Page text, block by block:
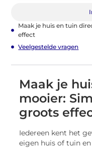
Maak je huis en tuin
effect
Veelgestelde vragen
Maak je
mooier:
groots
Iedereen kent het
eigen huis of tuin